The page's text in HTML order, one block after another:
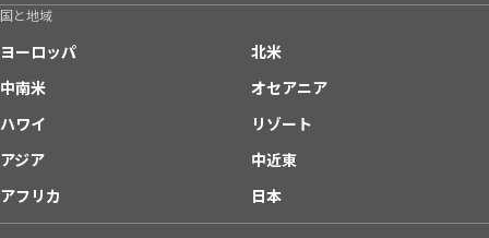
国と地域
ヨーロッパ
北米
中南米
オセアニア
ハワイ
リゾート
アジア
中近東
アフリカ
日本